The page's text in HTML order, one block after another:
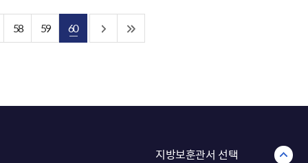
58 59 60
지방보훈관서 선택